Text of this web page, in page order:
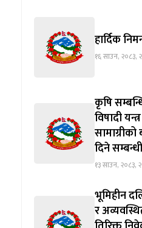
हार्दिक
१६ साउन, २०८३,
कृषि
विषादी
दिने
१३ साउन, २०८३,
भूमिहीन
र